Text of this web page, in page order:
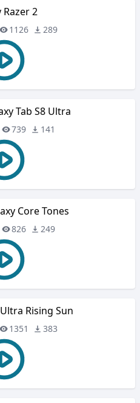
Razer 2
1126 289
Tab S8 Ultra
739 141
Core Tones
826 249
Rising Sun
1351 383